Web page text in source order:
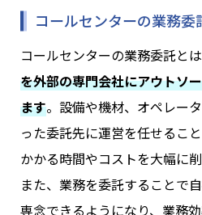
コールセンターの業務委
コールセンターの業務委託とは
を外部の専門会社にアウトソ
ます。設備や機材、オペレー
った委託先に運営を任せるこ
かかる時間やコストを大幅に
また、業務を委託することで
専念できるようになり、業務